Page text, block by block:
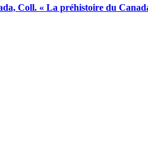
Coll. « La préhistoire du